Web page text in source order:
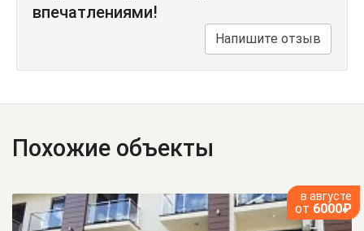
впечатлениями!
Напишите отзыв
Похожие объекты
в августе
от 6000₽